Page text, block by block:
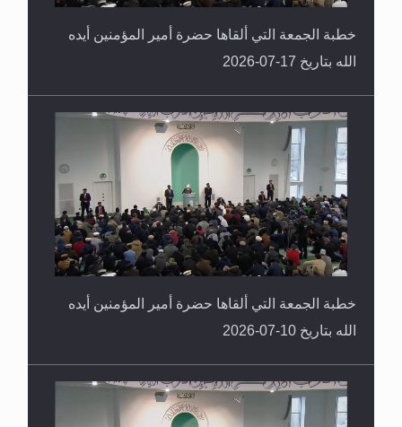
خطبة الجمعة التي ألقاها حضرة أمير المؤمنين أيده
الله بتاريخ 17-07-2026
خطبة الجمعة التي ألقاها حضرة أمير المؤمنين أيده
الله بتاريخ 10-07-2026